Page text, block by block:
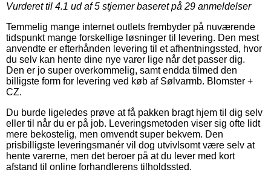
Vurderet til 4.1 ud af 5 stjerner baseret på 29 anmeldelser
Temmelig mange internet outlets frembyder på nuværende
tidspunkt mange forskellige løsninger til levering. Den mest
anvendte er efterhånden levering til et afhentningssted, hvor
du selv kan hente dine nye varer lige når det passer dig.
Den er jo super overkommelig, samt endda tilmed den
billigste form for levering ved køb af Sølvarmb. Blomster +
CZ.
Du burde ligeledes prøve at få pakken bragt hjem til dig selv
eller til når du er på job. Leveringsmetoden viser sig ofte lidt
mere bekostelig, men omvendt super bekvem. Den
prisbilligste leveringsmanér vil dog utvivlsomt være selv at
hente varerne, men det beroer på at du lever med kort
afstand til online forhandlerens tilholdssted.